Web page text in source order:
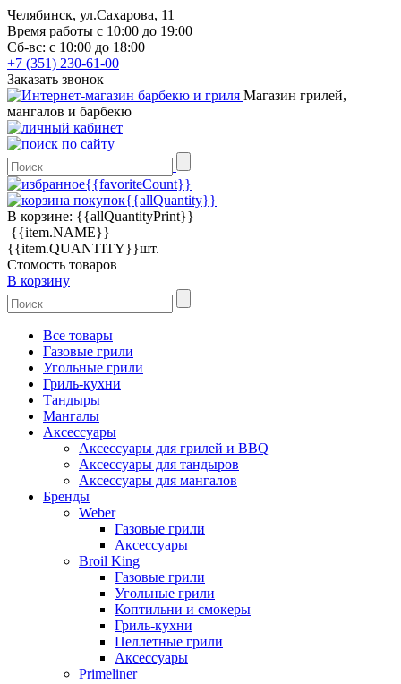
Челябинск, ул.Сахарова, 11
Время работы с 10:00 до 19:00
Сб-вс: с 10:00 до 18:00
+7 (351) 230-61-00
Заказать звонок
Магазин грилей,
мангалов и барбекю
{{favoriteCount}}
{{allQuantity}}
В корзине: {{allQuantityPrint}}
{{item.NAME}}
{{item.QUANTITY}}шт.
Стомость товаров
В корзину
Все товары
Газовые грили
Угольные грили
Гриль-кухни
Тандыры
Мангалы
Аксессуары
Аксессуары для грилей и BBQ
Аксессуары для тандыров
Аксессуары для мангалов
Бренды
Weber
Газовые грили
Аксессуары
Broil King
Газовые грили
Угольные грили
Коптильни и смокеры
Гриль-кухни
Пеллетные грили
Аксессуары
Primeliner